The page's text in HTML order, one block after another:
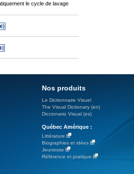
le cycle de lavage
Nos produits
Le Dictionnaire Visuel
The Visual Dictionary (en)
Diccionario Visual (es)
Québec Amérique :
Littérature
Biographies et idées
Jeunesse
Référence et pratique